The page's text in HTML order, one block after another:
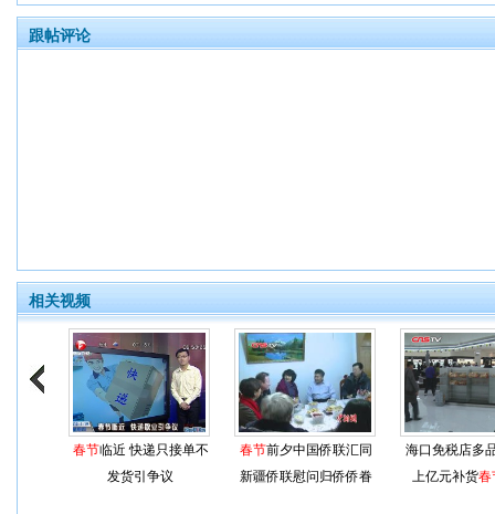
跟帖评论
相关视频
春节临近 快递只接单不
发货引争议
春节前夕中国侨联汇同
新疆侨联慰问归侨侨眷
海口免税店多
上亿元补货春